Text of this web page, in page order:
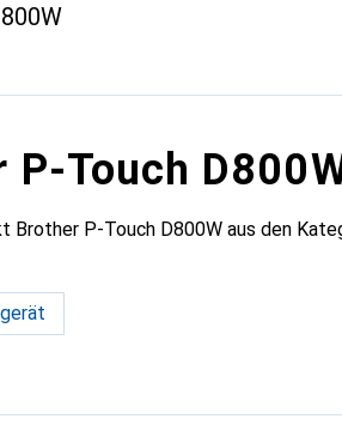
Touch
Brother P-Touch D800W aus den